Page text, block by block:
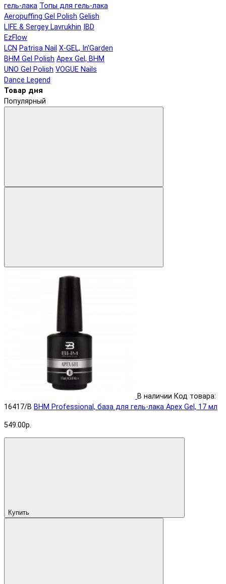
гель-лака Топы для гель-лака
Aeropuffing Gel Polish Gelish
LIFE & Sergey Lavrukhin
IBD
EzFlow
LCN Patrisa Nail X-GEL, In'Garden
BHM Gel Polish Apex Gel, BHM
UNO Gel Polish VOGUE Nails
Dance Legend
Товар дня
Популярный
В наличии Код товара:
16417/B BHM Professional, база для гель-лака Apex Gel, 17 мл
549.00р.
Купить